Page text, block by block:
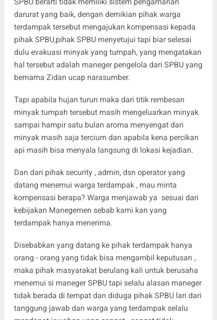
darurat yang baik, dengan demikian pihak warga
terdampak tersebut mengajukan kompensasi kepada
pihak SPBU,pihak SPBU menyetujui tapi biar selesai
dulu evakuasi minyak yang tumpah, yang mengatakan
hal tersebut adalah maneger pengelola dari SPBU yang
bernama Zidan ucap narasumber.
‎Tapi apabila hujan turun maka dari titik rembesan
minyak tumpah tersebut masih mengeluarkan minyak
sampai hampir satu bulan aroma menyengat dari
minyak masih saja tercium dan apabila kena percikan
api masih bisa menyala langsung di lokasi kejadian.
‎Dan dari pihak security , admin, dsn operator yang
datang menemui warga terdampak , mau minta
kompensasi berapa? Warga menjawab ya sesuai dari
kebijakan Manegemen sebab kami kan yang
terdampak hanya menerima.
‎Disebabkan yang datang ke pihak terdampak hanya
orang - orang yang tidak bisa mengambil keputusan ,
maka pihak masyarakat berulang kali untuk berusaha
menemui si maneger SPBU tapi selalu alasan maneger
tidak berada di tempat dan diduga pihak SPBU lari dari
tanggung jawab dan warga yang terdampak selalu